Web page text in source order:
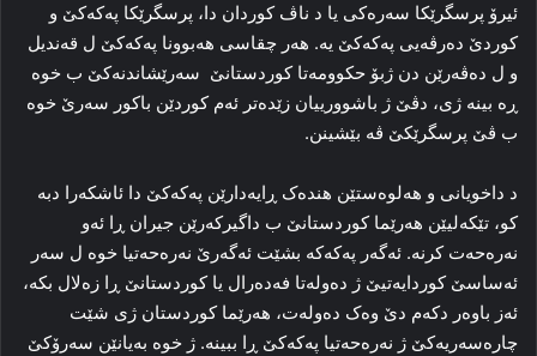
ئیرۆ پرسگرێکا سه‌ره‌کی یا د ناڤ کوردان دا‌، پرسگرێکا پەكەكێ و
کوردێ ده‌رڤەیی پەكەكێ یه‌. هه‌ر چقاسی هه‌بوونا پەكەكێ ل قه‌ندیل
و ل ده‌ڤه‌رێن دن ژبۆ حکوومه‌تا کوردستانێ سه‌رێشاندنه‌کێ ب خوه‌
ڕه‌ بینه‌ ژی، دڤێ ژ باشوورییان زێده‌تر ئه‌م کوردێن باکور سه‌رێ خوه‌
ب ڤێ پرسگرێکێ ڤە بێشینن.
د داخویانی و هه‌لوه‌ستێن هنده‌ک ڕایه‌دارێن پەكەكێ دا‌ ئاشكەرا دبە
کو، تێكەلیێن هه‌رێما کوردستانێ‌ ب داگیرکه‌رێن جیران ڕا‌ ئه‌و
نه‌ره‌حه‌ت کرنه‌. ئەگه‌ر پەكەكە بشێت ئەگەرێ نه‌ره‌حه‌تیا خوه‌ ل سه‌ر
ئه‌ساسێ کوردایه‌تیێ ژ ده‌وله‌تا فه‌ده‌رال یا کوردستانێ ڕا‌ زەلال بكە،
ئه‌ز باوه‌ر دكەم دێ وه‌ک ده‌وله‌ت، هه‌رێما کوردستان ژی شێت‌
چاره‌سه‌ریه‌کێ ژ نه‌ره‌حه‌تیا پەكەكێ ڕا ببینه‌. ژ خوه‌ به‌یانێن سه‌رۆکێ